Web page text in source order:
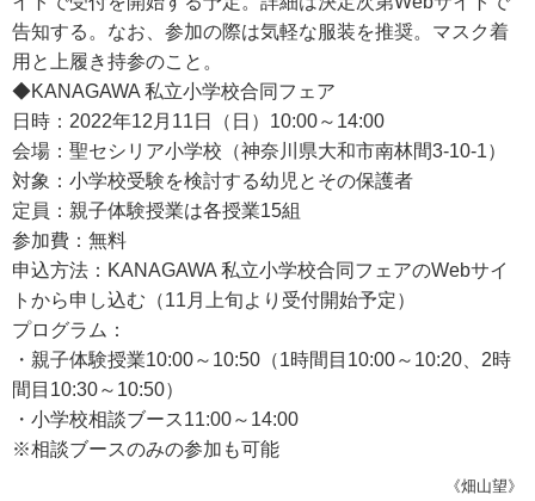
告知する。なお、参加の際は気軽な服装を推奨。マスク着
用と上履き持参のこと。
◆KANAGAWA 私立小学校合同フェア
日時：2022年12月11日（日）10:00～14:00
会場：聖セシリア小学校（神奈川県大和市南林間3-10-1）
対象：小学校受験を検討する幼児とその保護者
定員：親子体験授業は各授業15組
参加費：無料
申込方法：KANAGAWA 私立小学校合同フェアのWebサイ
トから申し込む（11月上旬より受付開始予定）
プログラム：
・親子体験授業10:00～10:50（1時間目10:00～10:20、2時
間目10:30～10:50）
・小学校相談ブース11:00～14:00
※相談ブースのみの参加も可能
《畑山望》